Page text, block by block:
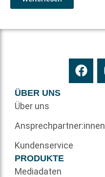
ÜBER UNS
Über uns
Ansprechpartner:innen
Kundenservice
PRODUKTE
Mediadaten